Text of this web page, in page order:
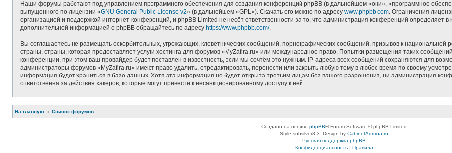
Наши форумы работают под управлением программного обеспечения для создания конференций phpBB (в дальнейшем «они», «программное
выпущенного по лицензии «GNU General Public License v2» (в дальнейшем «GPL»). Скачать его можно по адресу www.phpbb.com. Ограничения
организацией и поддержкой интернет-конференций, и phpBB Limited не несёт ответственности за то, что администрация конференций определяет в
дополнительной информацией о phpBB обращайтесь по адресу https://www.phpbb.com/.
Вы соглашаетесь не размещать оскорбительных, угрожающих, клеветнических сообщений, порнографических сообщений, призывов к
страны, страны, которая предоставляет услуги хостинга для форумов «MyZafira.ru» или международное право. Попытки размещения таких
конференции, при этом ваш провайдер будет поставлен в известность, если мы сочтём это нужным. IP-адреса всех сообщений сохраняются для
администраторы форумов «MyZafira.ru» имеют право удалить, отредактировать, перенести или закрыть любую тему в любое время по своему
информация будет храниться в базе данных. Хотя эта информация не будет открыта третьим лицам без вашего разрешения, ни администрация
ответственна за действия хакеров, которые могут привести к несанкционированному доступу к ней.
На главную Список форумов
Создано на основе phpBB® Forum Software © phpBB Limited
Style subsilver3.3. Design by CabinetAdmina.ru
Русская поддержка phpBB
Конфиденциальность| Правила